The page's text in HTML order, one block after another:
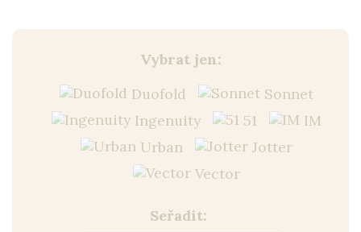
Vybrat jen:
Duofold
Sonnet
Ingenuity
51
IM
Urban
Jotter
Vector
Seřadit: